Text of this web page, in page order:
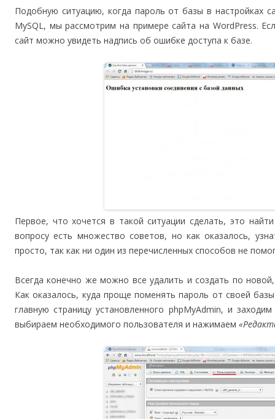
Подобную ситуацию, когда пароль от базы в настройках
MySQL, мы рассмотрим на примере сайта на WordPress.
сайт можно увидеть надпись об ошибке доступа к базе.
Первое, что хочется в такой ситуации сделать, это
вопросу есть множество советов, но как оказалось,
просто, так как ни один из перечисленных способов не
Всегда конечно же можно все удалить и создать по
Как оказалось, куда проще поменять пароль от своей
главную страницу установленного phpMyAdmin, и
выбираем необходимого пользователя и нажимаем